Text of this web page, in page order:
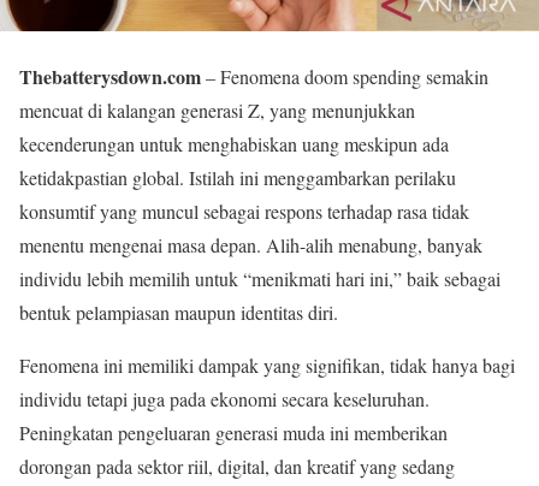
Thebatterysdown.com– Fenomena doom spending semakin
mencuat di kalangan generasi Z, yang menunjukkan
kecenderungan untuk menghabiskan uang meskipun ada
ketidakpastian global. Istilah ini menggambarkan perilaku
konsumtif yang muncul sebagai respons terhadap rasa tidak
menentu mengenai masa depan. Alih-alih menabung, banyak
individu lebih memilih untuk “menikmati hari ini,” baik sebagai
bentuk pelampiasan maupun identitas diri.
Fenomena ini memiliki dampak yang signifikan, tidak hanya bagi
individu tetapi juga pada ekonomi secara keseluruhan.
Peningkatan pengeluaran generasi muda ini memberikan
dorongan pada sektor riil, digital, dan kreatif yang sedang